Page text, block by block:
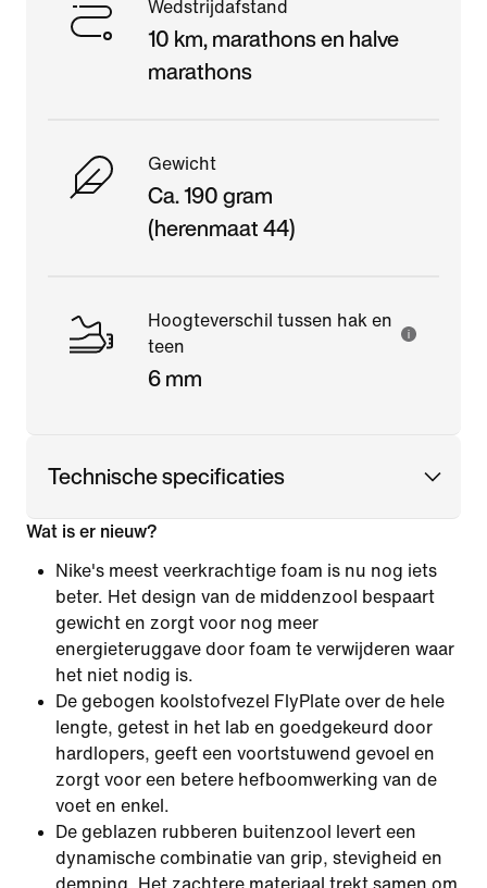
Wedstrijdafstand
10 km, marathons en halve
marathons
Gewicht
Ca. 190 gram
(herenmaat 44)
Hoogteverschil tussen hak en
teen
6 mm
Technische specificaties
Wat is er nieuw?
Nike's meest veerkrachtige foam is nu nog iets
beter. Het design van de middenzool bespaart
gewicht en zorgt voor nog meer
energieteruggave door foam te verwijderen waar
het niet nodig is.
De gebogen koolstofvezel FlyPlate over de hele
lengte, getest in het lab en goedgekeurd door
hardlopers, geeft een voortstuwend gevoel en
zorgt voor een betere hefboomwerking van de
voet en enkel.
De geblazen rubberen buitenzool levert een
dynamische combinatie van grip, stevigheid en
demping. Het zachtere materiaal trekt samen om